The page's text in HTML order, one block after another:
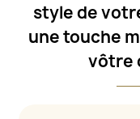
style de
une touche
vôtre